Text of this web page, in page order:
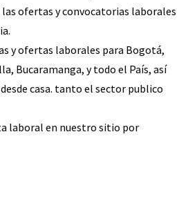
las ofertas y convocatorias laborales
y ofertas laborales para Bogotá,
Bucaramanga, y todo el País, así
casa. tanto el sector publico
laboral en nuestro sitio por